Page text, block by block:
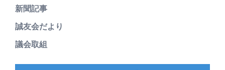
新聞記事
誠友会だより
議会取組